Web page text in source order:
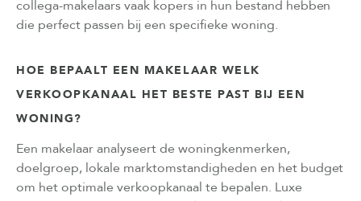
collega-makelaars vaak kopers in hun bestand hebben
die perfect passen bij een specifieke woning.
HOE BEPAALT EEN MAKELAAR WELK
VERKOOPKANAAL HET BESTE PAST BIJ EEN
WONING?
Een makelaar analyseert de woningkenmerken,
doelgroep, lokale marktomstandigheden en het budget
om het optimale verkoopkanaal te bepalen. Luxe